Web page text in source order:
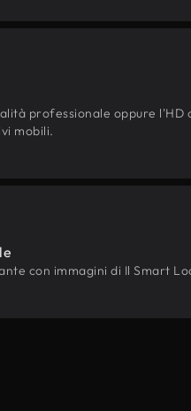
professionale oppure l'HD
mobili.
con immagini di Il Smart